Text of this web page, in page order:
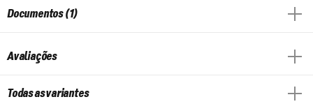
Documentos (1)
Avaliações
Todas as variantes